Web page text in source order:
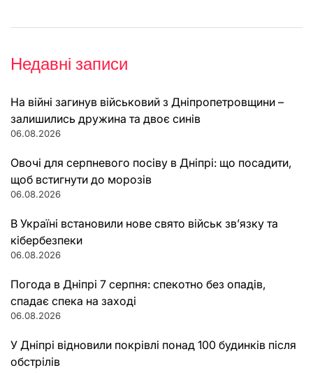
Недавні записи
На війні загинув військовий з Дніпропетровщини –
залишились дружина та двоє синів
06.08.2026
Овочі для серпневого посіву в Дніпрі: що посадити,
щоб встигнути до морозів
06.08.2026
В Україні встановили нове свято військ зв’язку та
кібербезпеки
06.08.2026
Погода в Дніпрі 7 серпня: спекотно без опадів,
спадає спека на заході
06.08.2026
У Дніпрі відновили покрівлі понад 100 будинків після
обстрілів